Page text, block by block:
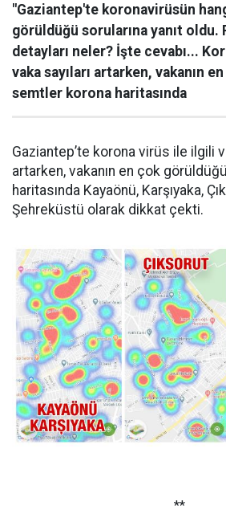
"Gaziantep'te koronavirüsün
görüldüğü sorularına yanıt oldu.
detayları neler? İşte cevabı...
vaka sayıları artarken, vakanın
semtler korona haritasında
Gaziantep’te korona virüs ile ilgili
artarken, vakanın en çok
haritasında Kayaönü, Karşıyaka,
Şehreküstü olarak dikkat çekti.
**